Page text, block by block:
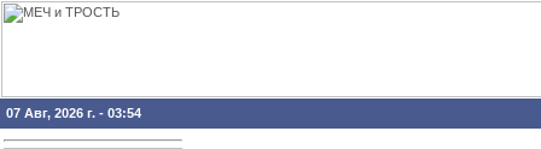
07 Авг, 2026 г. - 03:54